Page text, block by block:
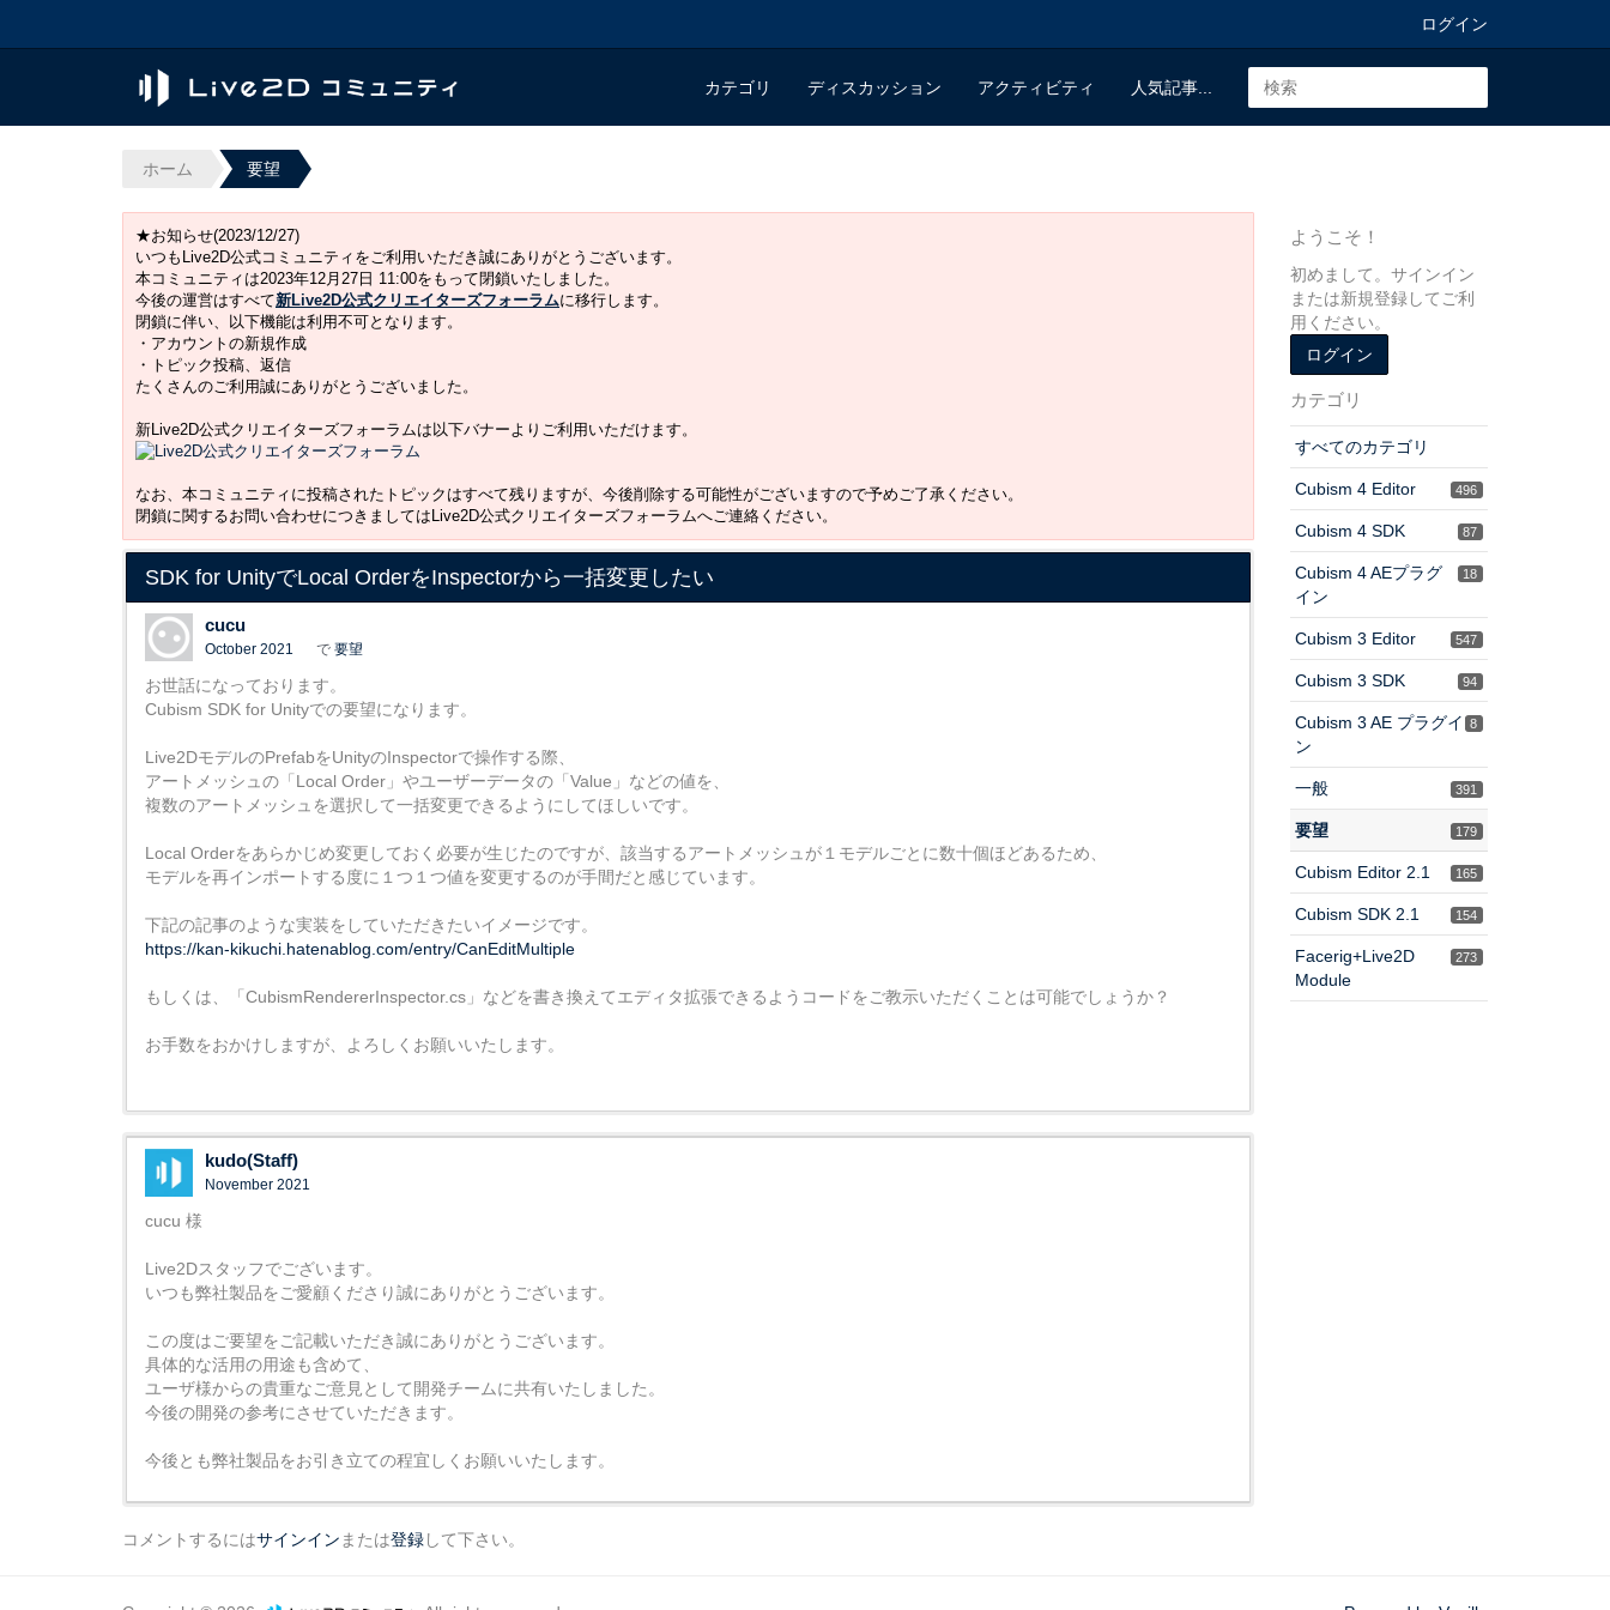
ログイン
カテゴリ ディスカッション アクティビティ 人気記事...
ホーム 要望
★お知らせ(2023/12/27)
いつもLive2D公式コミュニティをご利用いただき誠にありがとうございます。
本コミュニティは2023年12月27日 11:00をもって閉鎖いたしました。
今後の運営はすべて新Live2D公式クリエイターズフォーラムに移行します。
閉鎖に伴い、以下機能は利用不可となります。
・アカウントの新規作成
・トピック投稿、返信
たくさんのご利用誠にありがとうございました。
新Live2D公式クリエイターズフォーラムは以下バナーよりご利用いただけます。
なお、本コミュニティに投稿されたトピックはすべて残りますが、今後削除する可能性がございますので予めご了承ください。
閉鎖に関するお問い合わせにつきましてはLive2D公式クリエイターズフォーラムへご連絡ください。
SDK for UnityでLocal OrderをInspectorから一括変更したい
cucu
October 2021 で 要望
お世話になっております。
Cubism SDK for Unityでの要望になります。
Live2DモデルのPrefabをUnityのInspectorで操作する際、
アートメッシュの「Local Order」やユーザーデータの「Value」などの値を、
複数のアートメッシュを選択して一括変更できるようにしてほしいです。
Local Orderをあらかじめ変更しておく必要が生じたのですが、該当するアートメッシュが１モデルごとに数十個ほどあるため、
モデルを再インポートする度に１つ１つ値を変更するのが手間だと感じています。
下記の記事のような実装をしていただきたいイメージです。
https://kan-kikuchi.hatenablog.com/entry/CanEditMultiple
もしくは、「CubismRendererInspector.cs」などを書き換えてエディタ拡張できるようコードをご教示いただくことは可能でしょうか？
お手数をおかけしますが、よろしくお願いいたします。
kudo(Staff)
November 2021
cucu 様
Live2Dスタッフでございます。
いつも弊社製品をご愛顧くださり誠にありがとうございます。
この度はご要望をご記載いただき誠にありがとうございます。
具体的な活用の用途も含めて、
ユーザ様からの貴重なご意見として開発チームに共有いたしました。
今後の開発の参考にさせていただきます。
今後とも弊社製品をお引き立ての程宜しくお願いいたします。
コメントするにはサインイン または登録して下さい。
ようこそ！
初めまして。サインイン
または新規登録してご利
用ください。
ログイン
カテゴリ
すべてのカテゴリ
496
Cubism 4 Editor
87
Cubism 4 SDK
18
Cubism 4 AEプラグ
イン
547
Cubism 3 Editor
94
Cubism 3 SDK
8
Cubism 3 AE プラグイ
ン
391
一般
179
要望
165
Cubism Editor 2.1
154
Cubism SDK 2.1
273
Facerig+Live2D
Module